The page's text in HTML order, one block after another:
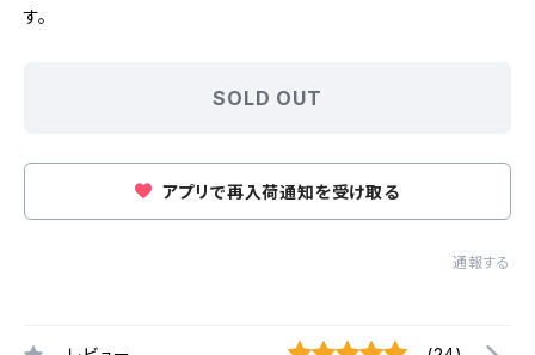
す。
SOLD OUT
アプリで再入荷通知を受け取る
通報する